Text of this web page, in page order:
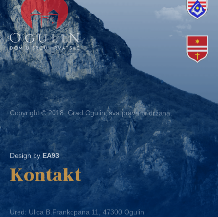
Copyright © 2018. Grad Ogulin, sva prava pridržana.
Design byEA93
Kontakt
Ured: Ulica B.Frankopana 11, 47300 Ogulin
Telefon:+ 385 47 522 612